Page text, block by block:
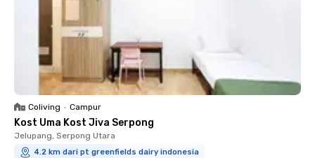
Coliving • Campur
Kost Uma Kost Jiva Serpong
Jelupang, Serpong Utara
4.2 km dari pt greenfields dairy indonesia